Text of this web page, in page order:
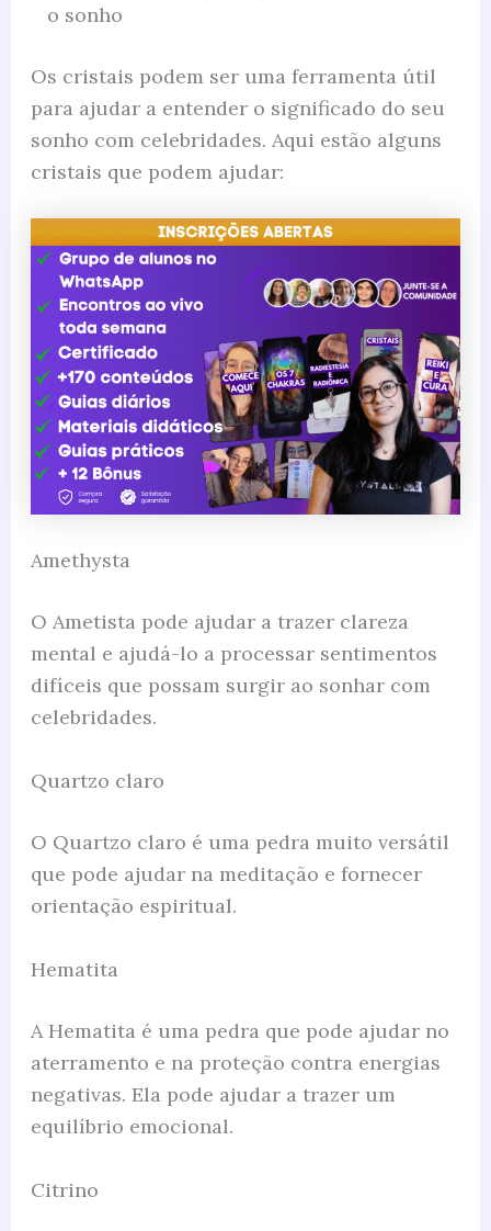
o sonho
Os cristais podem ser uma ferramenta útil
para ajudar a entender o significado do seu
sonho com celebridades. Aqui estão alguns
cristais que podem ajudar:
Amethysta
O Ametista pode ajudar a trazer clareza
mental e ajudá-lo a processar sentimentos
difíceis que possam surgir ao sonhar com
celebridades.
Quartzo claro
O Quartzo claro é uma pedra muito versátil
que pode ajudar na meditação e fornecer
orientação espiritual.
Hematita
A Hematita é uma pedra que pode ajudar no
aterramento e na proteção contra energias
negativas. Ela pode ajudar a trazer um
equilíbrio emocional.
Citrino